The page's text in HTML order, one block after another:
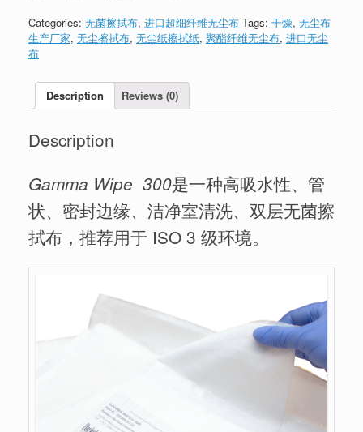
Categories: 无菌擦拭布, 进口超细纤维无尘布 Tags: 干燥, 无尘布
生产厂家, 无尘擦拭布, 无尘纸擦拭纸, 聚酯纤维无尘布, 进口无尘
布
Description Reviews (0)
Description
Gamma Wipe 300是一种高吸水性、管
状、密封边缘、洁净室清洗、双层无菌擦
拭布，推荐用于 ISO 3 级环境。